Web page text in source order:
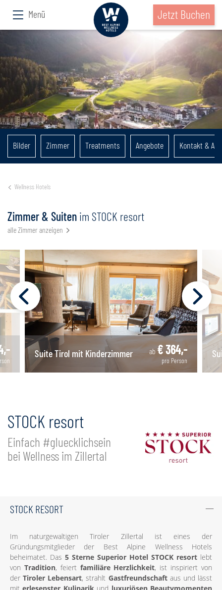
Menü Jetzt Buchen
Bilder Zimmer Treatments Angebote Kontakt &
Wellness Hotels
Zimmer & Suiten im STOCK resort
alle Zimmer anzeigen
Suite Tirol mit Kinderzimmer ab€ 364,-
pro Person
STOCK resort
Einfach #gluecklichsein
bei Wellness im Zillertal
STOCK RESORT
Im naturgewaltigen Tiroler Zillertal ist eines der
Gründungsmitglieder der Best Alpine Wellness Hotels
beheimatet. Das 5 Sterne Superior Hotel STOCK resort lebt
von Tradition, feiert familiäre Herzlichkeit, ist inspiriert von
derTiroler Lebensart, strahlt Gastfreundschaftaus und lässt